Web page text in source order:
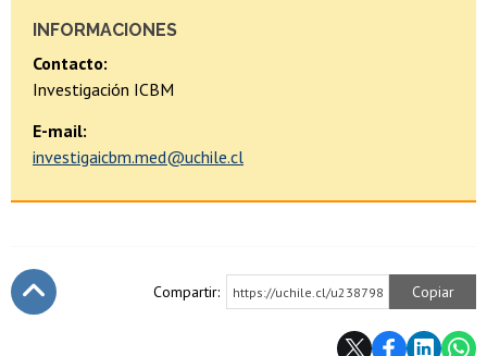
INFORMACIONES
Contacto:
Investigación ICBM
E-mail:
investigaicbm.med@uchile.cl
Compartir: https://uchile.cl/u238798 Copiar